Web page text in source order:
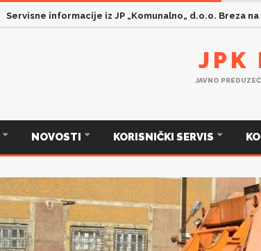
Servisne informacije iz JP „Komunalno„ d.o.o. Breza
JPK
JAVNO
NOVOSTI KORISNIČKI SERVIS